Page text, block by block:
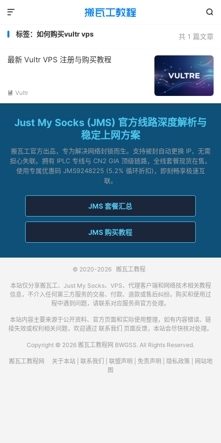


共 1 篇文章
标签：如何购买vultr vps
最新 Vultr VPS 注册与购买教程
 Vultr
Just My Socks (JMS) 官方线路深度解析与
稳定上网方案
搬瓦工官方出品，专为解决网络封锁而生。支持被封自动更换 IP，无需
担心失联。拥有 IPLC 专线与 CN2 GIA 顶级链路，全线套餐现货在售。
使用专属优惠码 JMS9248225 (5.2% 循环折扣)，即刻畅享极速互
联。
JMS 套餐汇总
JMS 购买教程
© 2020-2026 搬瓦工教程
本站仅分享搬瓦工、Just My Socks、VPS、代理客户端和网络技术相关教程
信息，不介入任何第三方服务的交易、付款、退款或售后纠纷。购买和使用过
程中遇到问题，请联系对应服务商官方处理。
本站内容主要来源于公开资料、官方页面和实际使用整理，如有内容错误、链
接失效或权利相关问题，欢迎通过 联系我们 页面反馈，本站会尽快核对处理。
Copyright © 2026 搬瓦工教程网 BWGSS. All Rights Reserved.
搬瓦工教程网 关于本站| 联系我们 联盟声明 免责声明 隐私政策
网站地
图